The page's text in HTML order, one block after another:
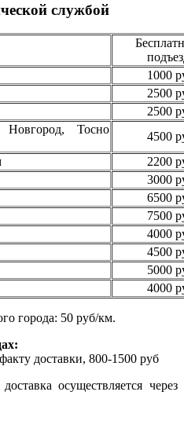
службой
1000
2500
2500
Новгород, Тосно
4500
2200
3000
6500
7500
4000
4500
5000
4000
города: 50 руб/км.
доставки, 800-1500 руб
осуществляется через